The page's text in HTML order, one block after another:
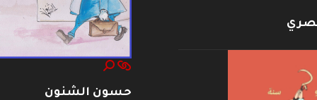
حسون الشنون